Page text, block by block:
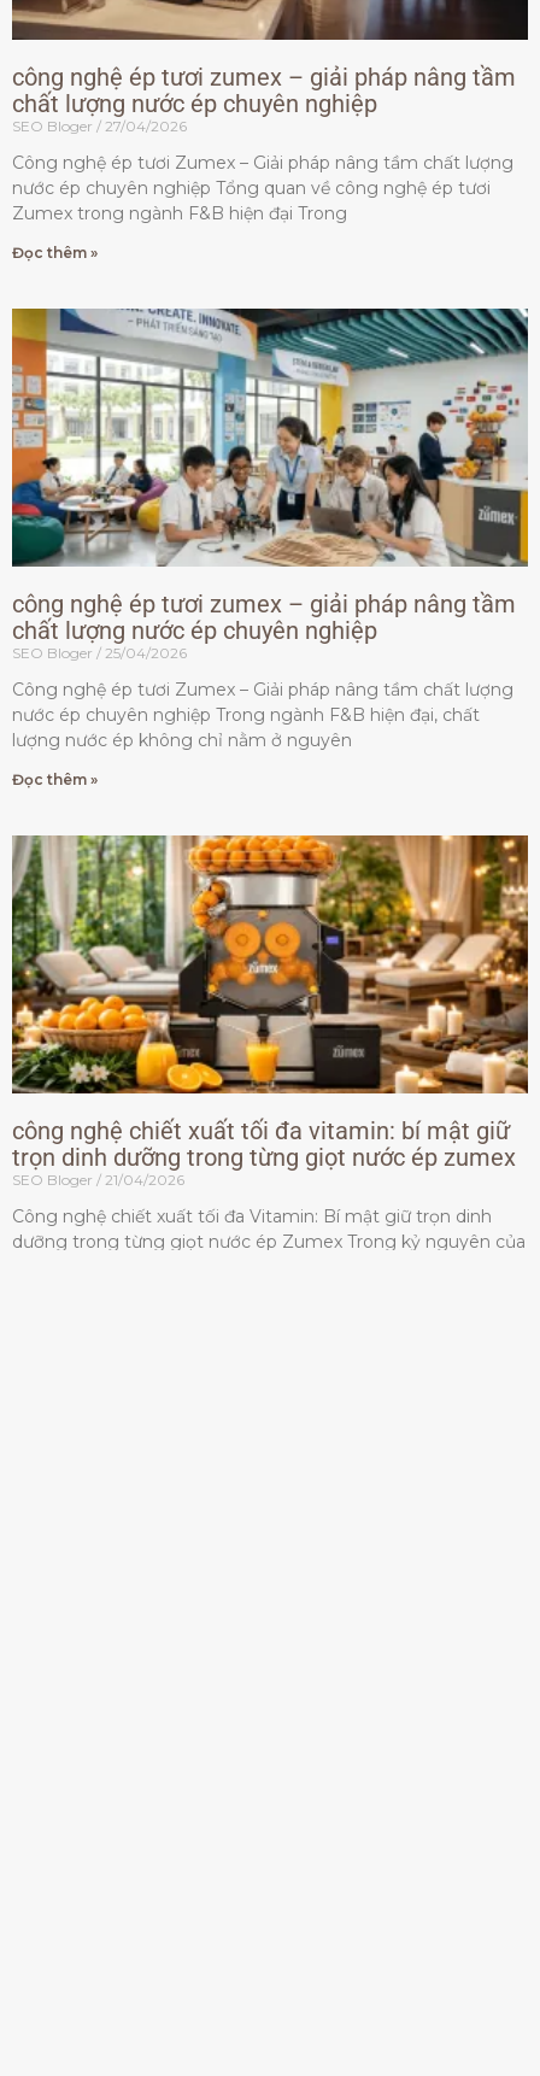
công nghệ ép tươi zumex – giải pháp nâng tầm
chất lượng nước ép chuyên nghiệp
SEO Bloger 27/04/2026
Công nghệ ép tươi Zumex – Giải pháp nâng tầm chất lượng
nước ép chuyên nghiệp Tổng quan về công nghệ ép tươi
Zumex trong ngành F&B hiện đại Trong
Đọc thêm »
công nghệ ép tươi zumex – giải pháp nâng tầm
chất lượng nước ép chuyên nghiệp
SEO Bloger 25/04/2026
Công nghệ ép tươi Zumex – Giải pháp nâng tầm chất lượng
nước ép chuyên nghiệp Trong ngành F&B hiện đại, chất
lượng nước ép không chỉ nằm ở nguyên
Đọc thêm »
công nghệ chiết xuất tối đa vitamin: bí mật giữ
trọn dinh dưỡng trong từng giọt nước ép zumex
SEO Bloger 21/04/2026
Công nghệ chiết xuất tối đa Vitamin: Bí mật giữ trọn dinh
dưỡng trong từng giọt nước ép Zumex Trong kỷ nguyên của